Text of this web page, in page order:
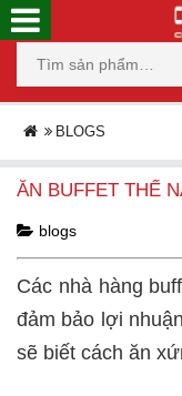
BLOGS
ĂN BUFFET THẾ
blogs
Các nhà hàng
đảm bảo lợi
sẽ biết cách ăn